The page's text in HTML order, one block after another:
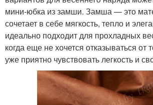
мини-юбка из замши. Замша — это
сочетает в себе мягкость, тепло и
идеально подходит для прохладных
когда еще не хочется отказываться от
уже приятно чувствовать легкость и